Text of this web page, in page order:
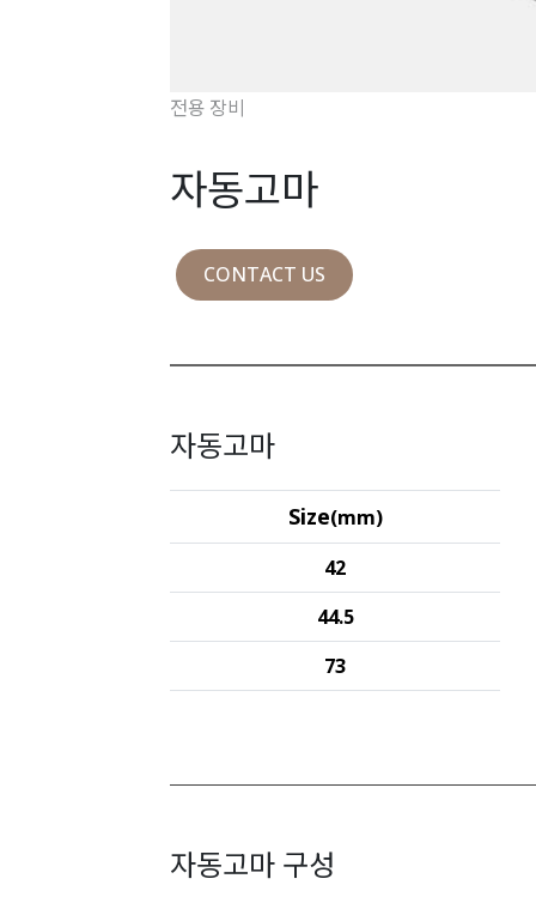
전용 장비
자동고마
CONTACT US
자동고마
Size(mm)
42
44.5
73
자동고마 구성